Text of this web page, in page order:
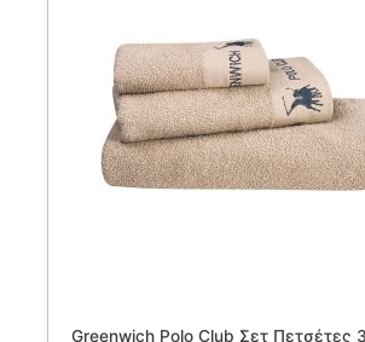
Greenwich Polo Club Σετ Πετσέτες